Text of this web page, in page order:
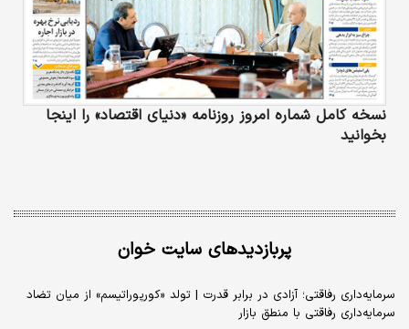
نسخه کامل شماره امروز روزنامه «دنیای‌ اقتصاد» را اینجا
بخوانید
پربازدیدهای سایت خوان
سرمایه‌داری رفاقتی؛ آزادی در برابر قدرت | تولد «کورپوراتیسم» از میان تضاد
سرمایه‌داری رفاقتی با منطق بازار